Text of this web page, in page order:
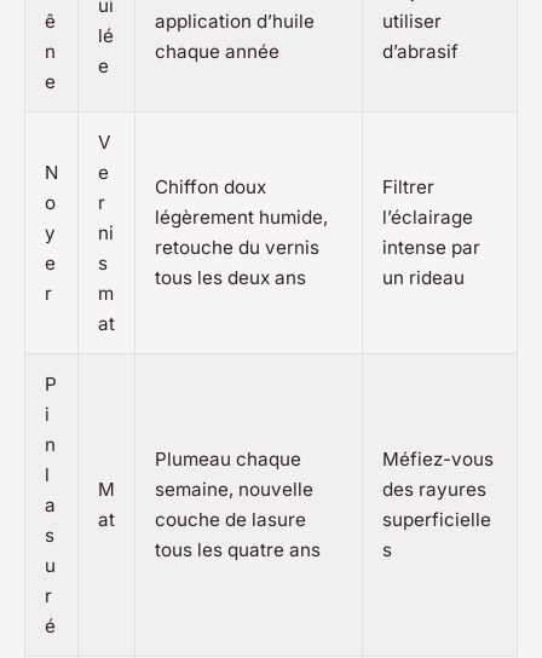
ê
n
e
ui
lé
e
application d’huile
chaque année
utiliser
d’abrasif
N
o
y
e
r
V
e
r
ni
s
m
at
Chiffon doux
légèrement humide,
retouche du vernis
tous les deux ans
Filtrer
l’éclairage
intense par
un rideau
P
i
n
l
a
s
u
r
é
M
at
Plumeau chaque
semaine, nouvelle
couche de lasure
tous les quatre ans
Méfiez-vous
des rayures
superficielle
s